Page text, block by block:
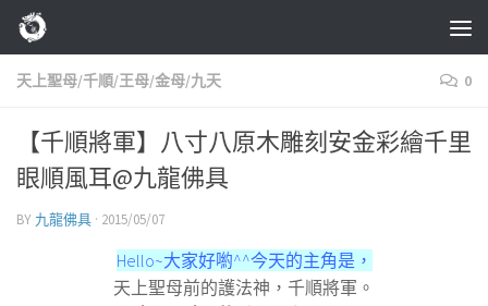
Skip to content
天上聖母/千順/王母/金母/九天 0
【千順將軍】八寸八原木雕刻安金彩繪千里
眼順風耳@九龍佛具
BY 九龍佛具 · 2015/05/07
Hello~大家好喲^^今天的主角是，
天上聖母前的護法神，千順將軍。